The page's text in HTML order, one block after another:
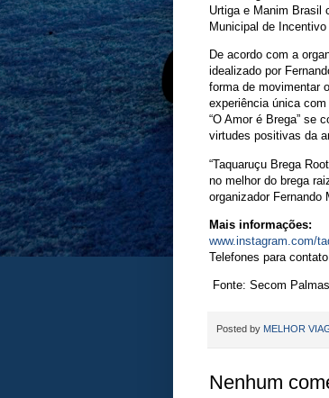
Urtiga e Manim Brasil
Municipal de
De acordo com a
idealizado por
forma de movimentar
experiência única
“O Amor é Brega” se
virtudes positivas da
“Taquaruçu Brega
no melhor do brega
organizador Fernando
Mais informações:
www.instagram.com/
Telefones para
Fonte: Secom Palmas
Posted by MELHOR
Nenhum